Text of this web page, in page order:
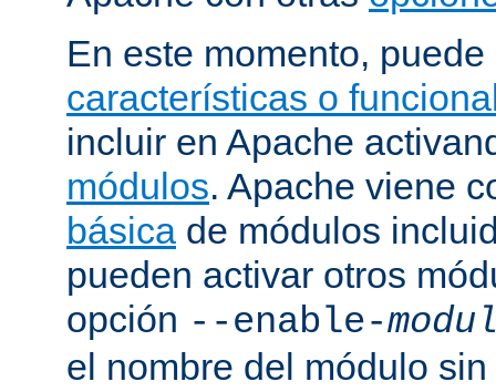
En este momento,
características o
incluir en Apache
módulos. Apache viene
básica de módulos
pueden activar otros
opción --enable-
el nombre del módulo